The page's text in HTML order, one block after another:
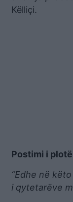
Këlliçi.
Postimi i
“Edhe në
i qytetarëve